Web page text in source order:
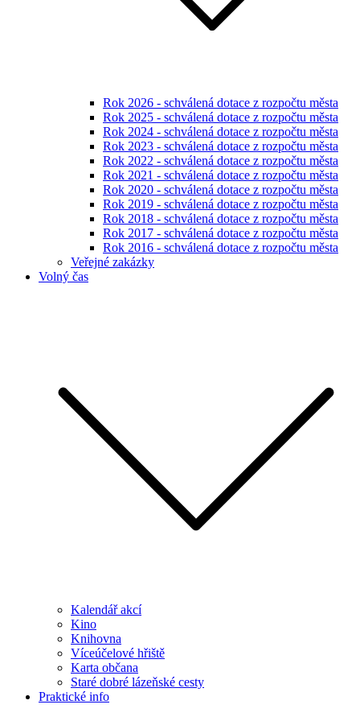
Rok 2026 - schválená dotace z rozpočtu města
Rok 2025 - schválená dotace z rozpočtu města
Rok 2024 - schválená dotace z rozpočtu města
Rok 2023 - schválená dotace z rozpočtu města
Rok 2022 - schválená dotace z rozpočtu města
Rok 2021 - schválená dotace z rozpočtu města
Rok 2020 - schválená dotace z rozpočtu města
Rok 2019 - schválená dotace z rozpočtu města
Rok 2018 - schválená dotace z rozpočtu města
Rok 2017 - schválená dotace z rozpočtu města
Rok 2016 - schválená dotace z rozpočtu města
Veřejné zakázky
Volný čas
Kalendář akcí
Kino
Knihovna
Víceúčelové hřiště
Karta občana
Staré dobré lázeňské cesty
Praktické info